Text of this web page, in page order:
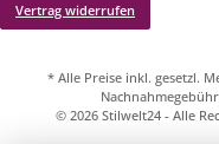
Vertrag widerrufen
* Alle Preise inkl. gesetzl.
© 2026 Stilwelt24 - Alle